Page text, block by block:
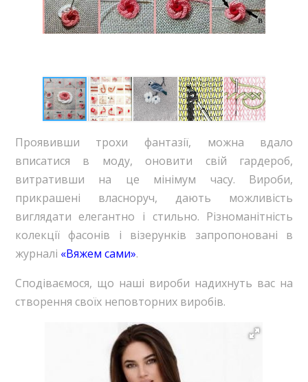
Проявивши трохи фантазії, можна вдало
вписатися в моду, оновити свій гардероб,
витративши на це мінімум часу. Вироби,
прикрашені власноруч, дають можливість
виглядати елегантно і стильно. Різноманітність
колекції фасонів і візерунків запропоновані в
журналі «Вяжем сами».
Сподіваємося, що наші вироби надихнуть вас на
створення своїх неповторних виробів.